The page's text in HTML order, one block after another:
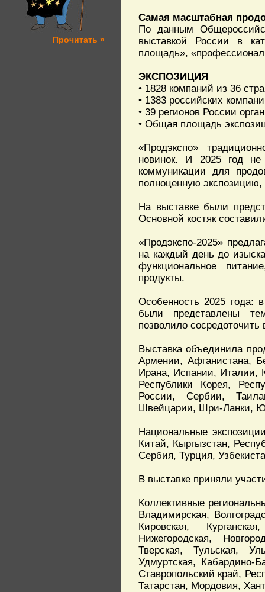
Прочитать »
Самая масштабная
По данным
выставкой России в
площадь»,
ЭКСПОЗИЦИЯ
• 1828 компаний из 36
• 1383 российских
• 39 регионов России
• Общая площадь
«Продэкспо»
новинок. И 2025 год не
коммуникации для
полноценную
На выставке были
Основной костяк
«Продэкспо-2025»
на каждый день до
функциональное
продукты.
Особенность 2025 года:
были представлены
позволило
Выставка объединила
Армении, Афганистана,
Ирана, Испании, Италии,
Республики Корея,
России, Сербии,
Швейцарии, Шри-Ланки,
Национальные
Китай, Кыргызстан,
Сербия, Турция,
В выставке приняли
Коллективные
Владимирская,
Кировская,
Нижегородская,
Тверская, Тульская,
Удмуртская, Кабардино-
Ставропольский край,
Татарстан, Мордовия,